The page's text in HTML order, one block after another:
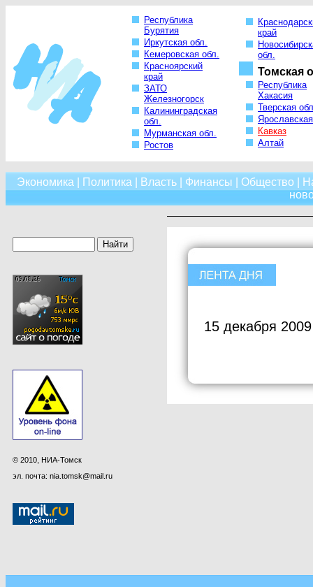
Республика
Бурятия
Иркутская обл.
Кемеровская обл.
Красноярский
край
ЗАТО
Железногорск
Калининградская
обл.
Мурманская обл.
Ростов
край
обл.
Томская
Республика
Хакасия
Тверская
Кавказ
Алтай
Экономика Политика Власть| Финансы Общество
© 2010, НИА-Томск
эл. почта: nia.tomsk@mail.ru
15 декабря